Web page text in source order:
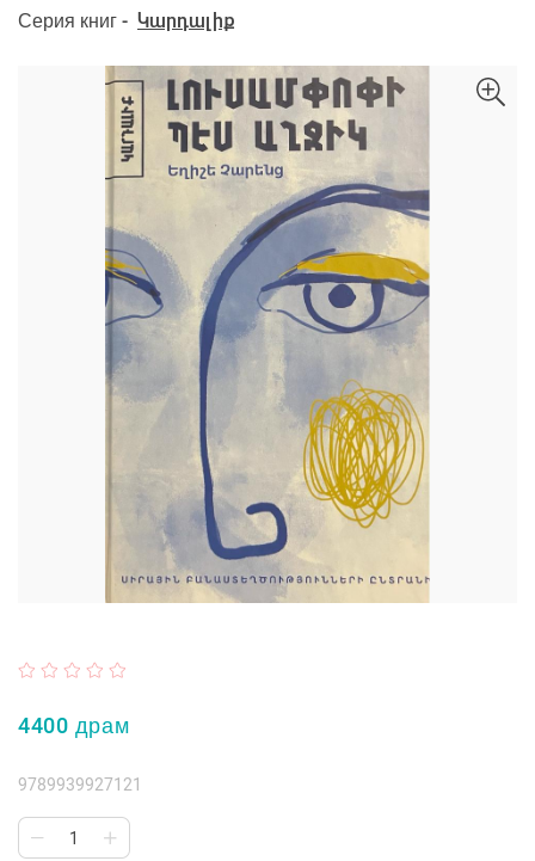
Серия книг - Կարդալիք
4400 драм
9789939927121